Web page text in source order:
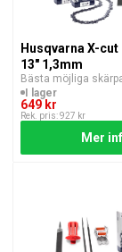
Husqvarna X-
13" 1,3mm
Bästa möjliga
I lager
649 kr
Rek. pris: 927 kr
Mer